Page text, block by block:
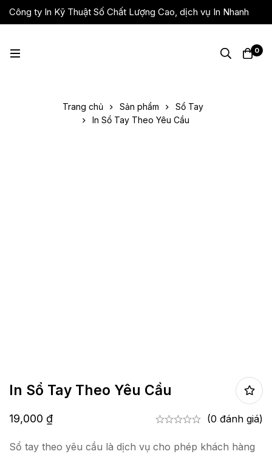
Công ty In Kỹ Thuật Số Chất Lượng Cao, dịch vụ In Nhanh
Giá Rẻ, Lấy Liền
0
Trang chủ Sản phẩm
Sổ Tay
In Sổ Tay Theo Yêu Cầu
In Sổ Tay Theo Yêu Cầu
19,000 ₫ (0 đánh giá)
Sổ tay theo yêu cầu là dịch vụ cho phép khách hàng